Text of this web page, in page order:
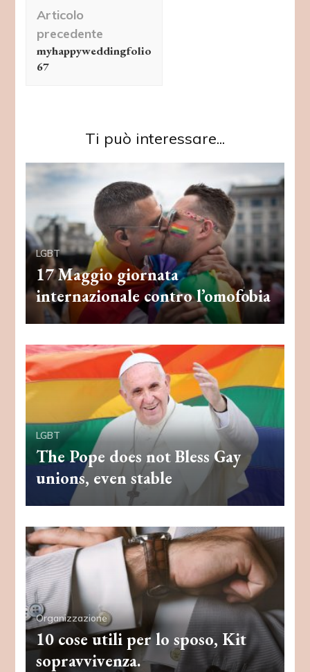
articolo
Articolo
precedente
myhappyweddingfolio
67
Ti può interessare...
LGBT
17 Maggio giornata
internazionale contro l’omofobia
LGBT
The Pope does not Bless Gay
unions, even stable
Organizzazione
10 cose utili per lo sposo, Kit
sopravvivenza.